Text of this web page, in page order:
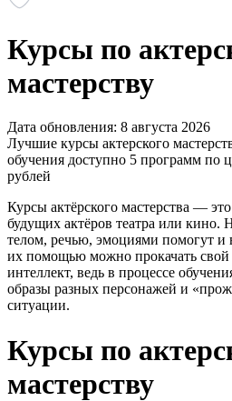
Курсы по
мастерству
Дата обновления: 8 августа 2026
Лучшие курсы актерского
обучения доступно 5 программ по
рублей
Курсы актёрского мастерства —
будущих актёров театра или кино.
телом, речью, эмоциями помогут
их помощью можно прокачать
интеллект, ведь в процессе
образы разных персонажей и
ситуации.
Курсы по
мастерству